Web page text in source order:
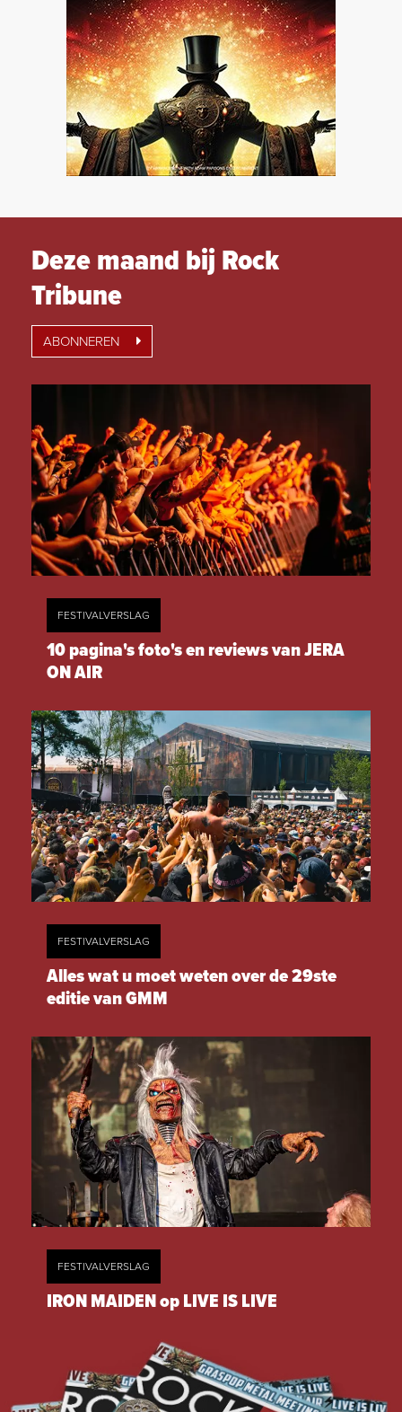
Deze maand bij Rock
Tribune
ABONNEREN
FESTIVALVERSLAG
10 pagina's foto's en reviews van JERA
ON AIR
FESTIVALVERSLAG
Alles wat u moet weten over de 29ste
editie van GMM
FESTIVALVERSLAG
IRON MAIDEN op LIVE IS LIVE